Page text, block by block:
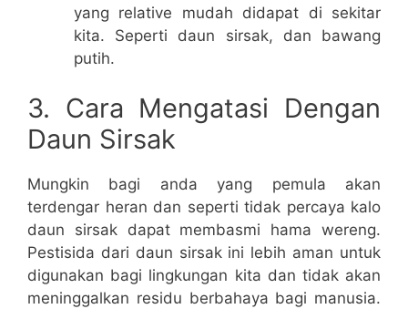
yang relative mudah didapat di sekitar
kita. Seperti daun sirsak, dan bawang
putih.
3. Cara Mengatasi Dengan
Daun Sirsak
Mungkin bagi anda yang pemula akan
terdengar heran dan seperti tidak percaya kalo
daun sirsak dapat membasmi hama wereng.
Pestisida dari daun sirsak ini lebih aman untuk
digunakan bagi lingkungan kita dan tidak akan
meninggalkan residu berbahaya bagi manusia.